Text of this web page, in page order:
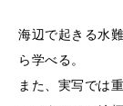
海辺で起きる水
ら学べる。
また、実写では